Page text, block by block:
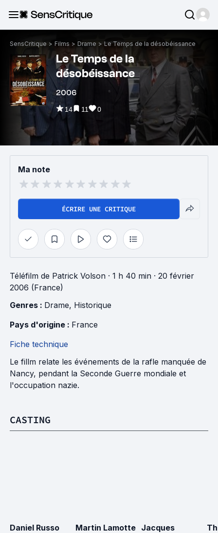
SensCritique > Films > Drame > Le Temps de la désobéissance
Le Temps de la
désobéissance
2006
14 11 0
Ma note
ÉCRIRE UNE CRITIQUE
Téléfilm de Patrick Volson · 1 h 40 min · 20 février
2006 (France)
Genres : Drame, Historique
Pays d'origine : France
Fiche technique
Le fillm relate les événements de la rafle manquée de
Nancy, pendant la Seconde Guerre mondiale et
l'occupation nazie.
CASTING
Daniel Russo
Martin Lamotte Jacques